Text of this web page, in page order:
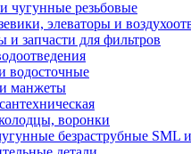
чугунные резьбовые
элеваторы и
и запчасти для фильтров
водосточные
манжеты
воронки
безраструбные SML и